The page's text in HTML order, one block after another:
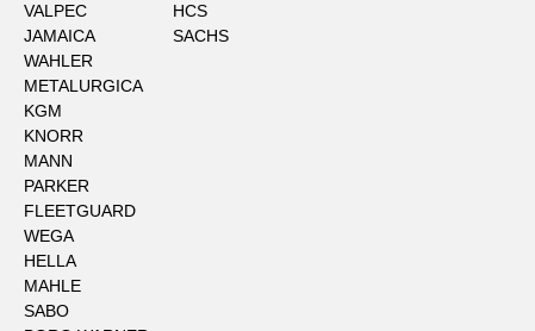
VALPEC
JAMAICA
WAHLER
METALURGICA
KGM
KNORR
MANN
PARKER
FLEETGUARD
WEGA
HELLA
MAHLE
SABO
HCS
SACHS